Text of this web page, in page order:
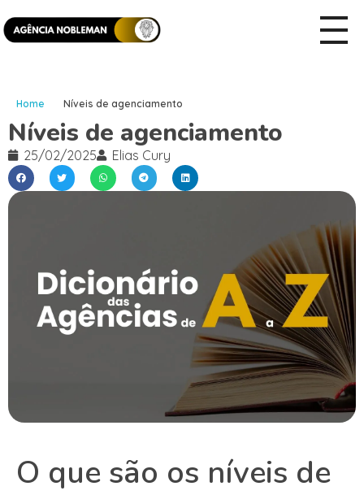
Home Níveis de agenciamento
Níveis de agenciamento
25/02/2025 Elias Cury
O que são os níveis de